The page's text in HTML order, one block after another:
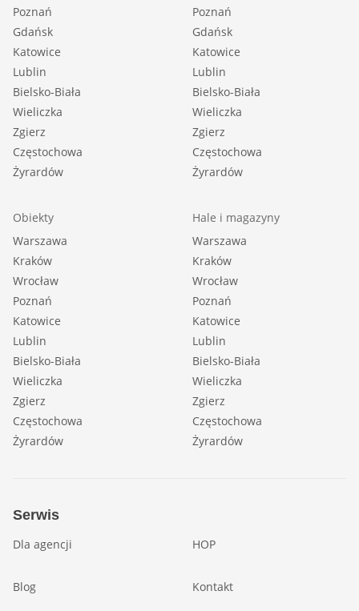
Poznań
Gdańsk
Katowice
Lublin
Bielsko-Biała
Wieliczka
Zgierz
Częstochowa
Żyrardów
Poznań
Gdańsk
Katowice
Lublin
Bielsko-Biała
Wieliczka
Zgierz
Częstochowa
Żyrardów
Obiekty
Warszawa
Kraków
Wrocław
Poznań
Katowice
Lublin
Bielsko-Biała
Wieliczka
Zgierz
Częstochowa
Żyrardów
Hale i magazyny
Warszawa
Kraków
Wrocław
Poznań
Katowice
Lublin
Bielsko-Biała
Wieliczka
Zgierz
Częstochowa
Żyrardów
Serwis
Dla agencji HOP
Blog Kontakt